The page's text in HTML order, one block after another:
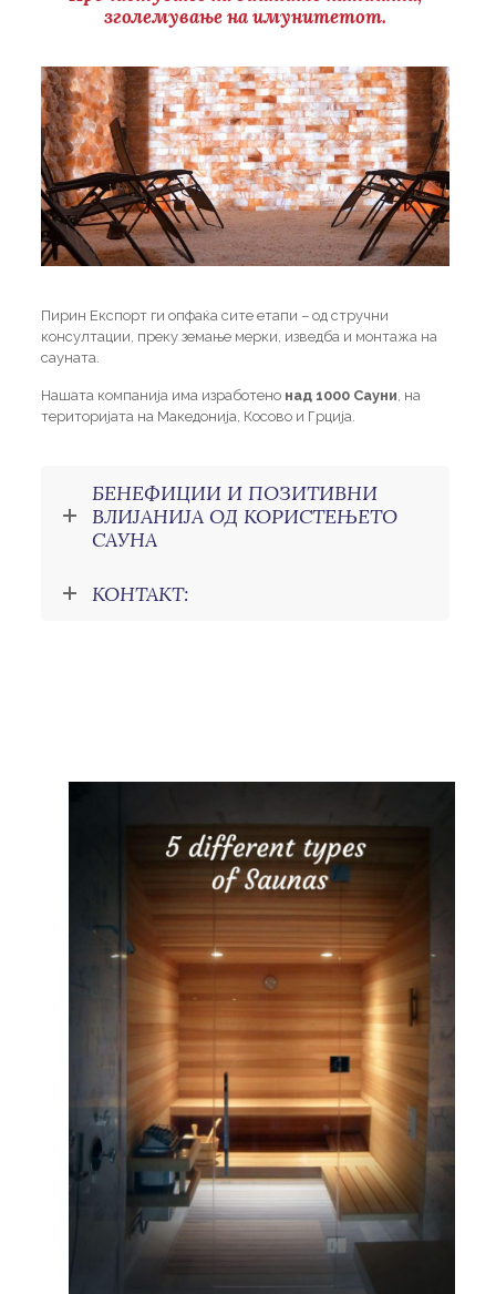
зголемување на имунитетот.
Пирин Експорт ги опфаќа сите етапи – од стручни
консултации, преку земање мерки, изведба и монтажа на
сауната.
Нашата компанија има изработено над 1000 Сауни , на
територијата на Македонија, Косово и Грција.
БЕНЕФИЦИИ И ПОЗИТИВНИ
ВЛИЈАНИЈА ОД КОРИСТЕЊЕТО
САУНА
КОНТАКТ: